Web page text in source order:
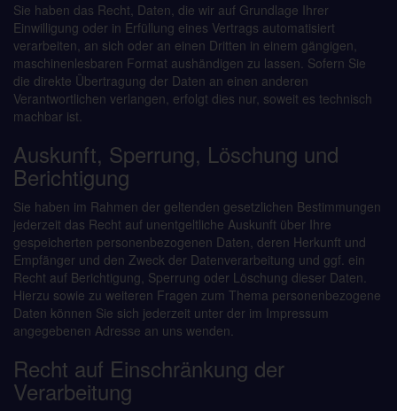
Sie haben das Recht, Daten, die wir auf Grundlage Ihrer
Einwilligung oder in Erfüllung eines Vertrags automatisiert
verarbeiten, an sich oder an einen Dritten in einem gängigen,
maschinenlesbaren Format aushändigen zu lassen. Sofern Sie
die direkte Übertragung der Daten an einen anderen
Verantwortlichen verlangen, erfolgt dies nur, soweit es technisch
machbar ist.
Auskunft, Sperrung, Löschung und
Berichtigung
Sie haben im Rahmen der geltenden gesetzlichen Bestimmungen
jederzeit das Recht auf unentgeltliche Auskunft über Ihre
gespeicherten personenbezogenen Daten, deren Herkunft und
Empfänger und den Zweck der Datenverarbeitung und ggf. ein
Recht auf Berichtigung, Sperrung oder Löschung dieser Daten.
Hierzu sowie zu weiteren Fragen zum Thema personenbezogene
Daten können Sie sich jederzeit unter der im Impressum
angegebenen Adresse an uns wenden.
Recht auf Einschränkung der
Verarbeitung